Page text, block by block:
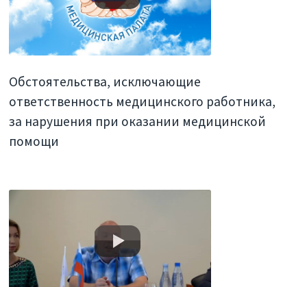
Обстоятельства, исключающие
ответственность медицинского работника,
за нарушения при оказании медицинской
помощи